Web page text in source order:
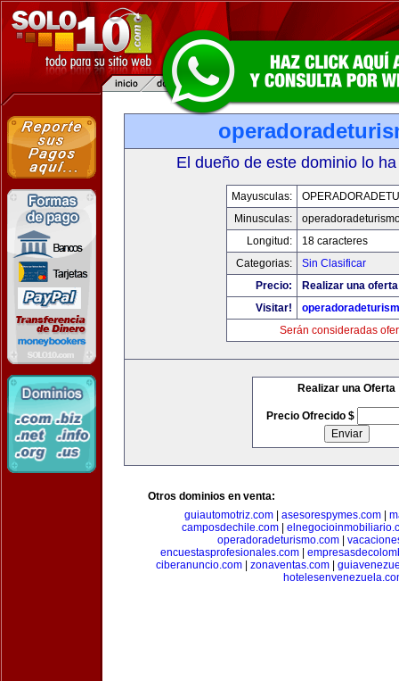
El dueño de este dominio lo
Mayusculas:
Minusculas:
Longitud:
18 caracteres
Categorias:
Sin Clasificar
Precio:
Realizar una
Visitar!
Serán consideradas
Realizar una Oferta
Precio Ofrecido $
Otros dominios en venta:
guiautomotriz.com
asesorespymes.com
camposdechile.com
operadoradeturismo.com
encuestasprofesionales.com
ciberanuncio.com| zonaventas.com|